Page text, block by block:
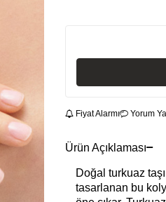
Fiyat Alarmı Yorum
Ürün Açıklaması
Doğal turkuaz
tasarlanan bu